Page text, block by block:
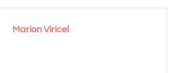
Marion Viricel